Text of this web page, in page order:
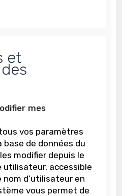
et
mes
vos paramètres
de données du
modifier depuis le
utilisateur, accessible
d’utilisateur en
vous permet de